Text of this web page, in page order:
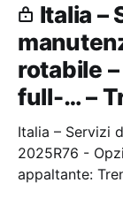
Italia –
rotabile
full-… –
Italia – Servizi
2025R76 -
appaltante: